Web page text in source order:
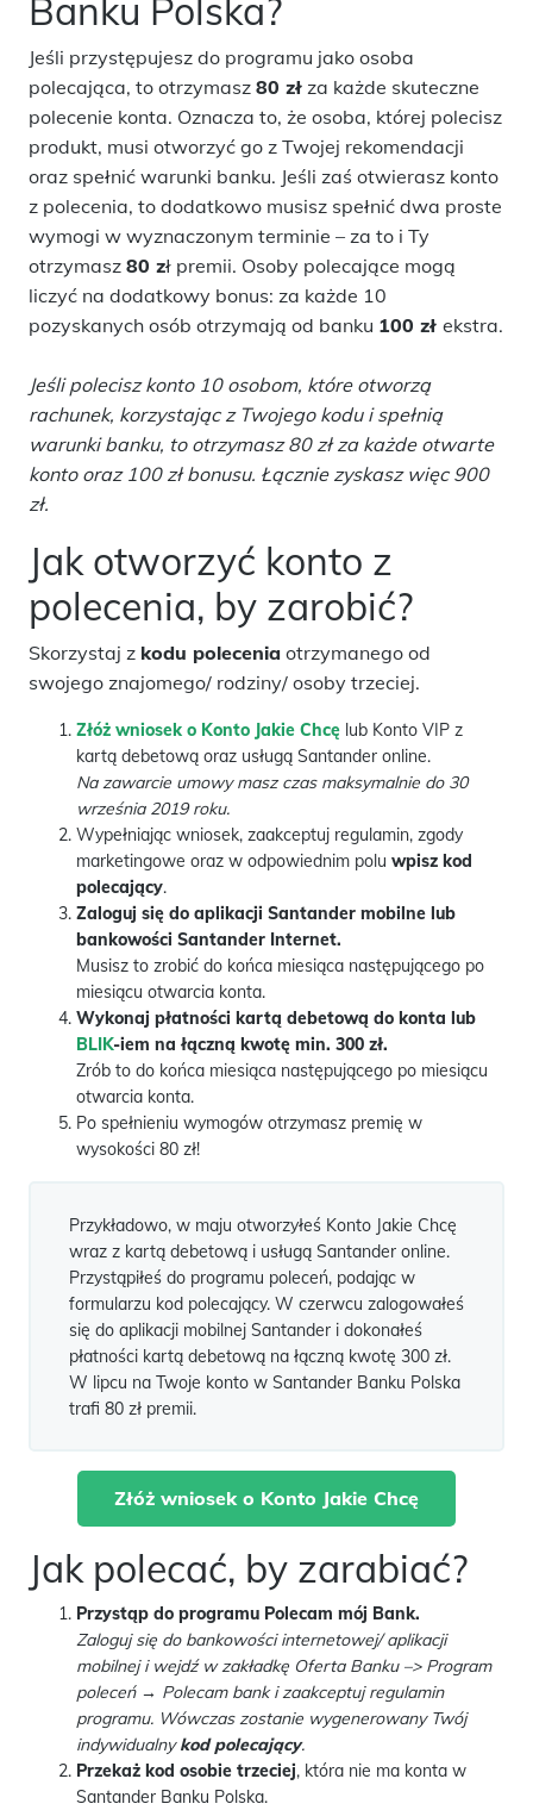
Banku Polska?
Jeśli przystępujesz do programu jako osoba
polecająca, to otrzymasz 80 zł za każde skuteczne
polecenie konta. Oznacza to, że osoba, której polecisz
produkt, musi otworzyć go z Twojej rekomendacji
oraz spełnić warunki banku. Jeśli zaś otwierasz konto
z polecenia, to dodatkowo musisz spełnić dwa proste
wymogi w wyznaczonym terminie – za to i Ty
otrzymasz 80 zł premii. Osoby polecające mogą
liczyć na dodatkowy bonus: za każde 10
pozyskanych osób otrzymają od banku 100 zł ekstra.
Jeśli polecisz konto 10 osobom, które otworzą
rachunek, korzystając z Twojego kodu i spełnią
warunki banku, to otrzymasz 80 zł za każde otwarte
konto oraz 100 zł bonusu. Łącznie zyskasz więc 900
zł.
Jak otworzyć konto z
polecenia, by zarobić?
Skorzystaj z kodu polecenia otrzymanego od
swojego znajomego/ rodziny/ osoby trzeciej.
Złóż wniosek o Konto Jakie Chcę lub Konto VIP z
kartą debetową oraz usługą Santander online.
Na zawarcie umowy masz czas maksymalnie do 30
września 2019 roku.
Wypełniając wniosek, zaakceptuj regulamin, zgody
marketingowe oraz w odpowiednim polu wpisz kod
polecający.
Zaloguj się do aplikacji Santander mobilne lub
bankowości Santander Internet.
Musisz to zrobić do końca miesiąca następującego po
miesiącu otwarcia konta.
Wykonaj płatności kartą debetową do konta lub
BLIK-iem na łączną kwotę min. 300 zł.
Zrób to do końca miesiąca następującego po miesiącu
otwarcia konta.
Po spełnieniu wymogów otrzymasz premię w
wysokości 80 zł!
Przykładowo, w maju otworzyłeś Konto Jakie Chcę
wraz z kartą debetową i usługą Santander online.
Przystąpiłeś do programu poleceń, podając w
formularzu kod polecający. W czerwcu zalogowałeś
się do aplikacji mobilnej Santander i dokonałeś
płatności kartą debetową na łączną kwotę 300 zł.
W lipcu na Twoje konto w Santander Banku Polska
trafi 80 zł premii.
Złóż wniosek o Konto Jakie Chcę
Jak polecać, by zarabiać?
Przystąp do programu Polecam mój Bank.
Zaloguj się do bankowości internetowej/ aplikacji
mobilnej i wejdź w zakładkę Oferta Banku –> Program
poleceń → Polecam bank i zaakceptuj regulamin
programu. Wówczas zostanie wygenerowany Twój
indywidualnykod polecający.
Przekaż kod osobie trzeciej, która nie ma konta w
Santander Banku Polska.